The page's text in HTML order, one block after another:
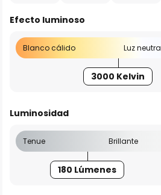
Efecto luminoso
Blanco cálido Luz neutra
3000 Kelvin
Luminosidad
Tenue Brillante
180 Lúmenes